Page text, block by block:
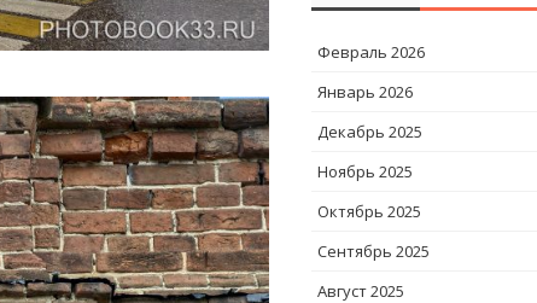
Февраль 2026
Январь 2026
Декабрь 2025
Ноябрь 2025
Октябрь 2025
Сентябрь 2025
Август 2025